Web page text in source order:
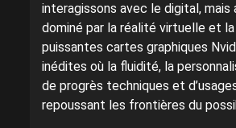
interagissons avec le digital,
dominé par la réalité virtuelle et
puissantes cartes graphiques
inédites où la fluidité, la
de progrès techniques et
repoussant les frontières du